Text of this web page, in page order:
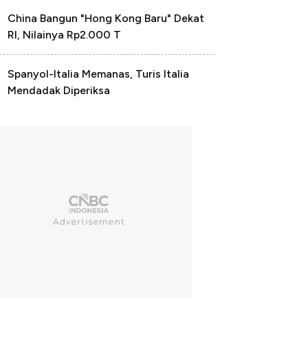
China Bangun "Hong Kong Baru" Dekat
RI, Nilainya Rp2.000 T
Spanyol-Italia Memanas, Turis Italia
Mendadak Diperiksa